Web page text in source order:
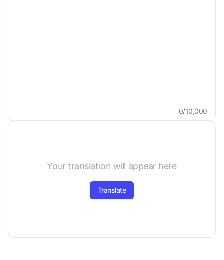
0/10,000
Your translation will appear here
Translate